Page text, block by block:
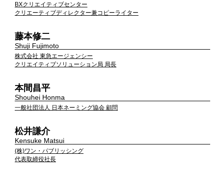
BXクリエイティブセンター
クリエーティブディレクター兼コピーライター
藤本修二
Shuji Fujimoto
株式会社 東急エージェンシー
クリエイティブソリューション局 局長
本間昌平
Shouhei Honma
一般社団法人 日本ネーミング協会 顧問
松井謙介
Kensuke Matsui
(株)ワン・パブリッシング
代表取締役社長